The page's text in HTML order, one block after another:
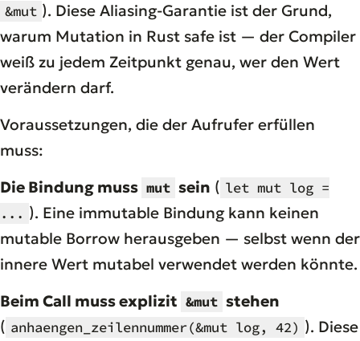
&mut ). Diese Aliasing-Garantie ist der Grund,
warum Mutation in Rust safe ist — der Compiler
weiß zu jedem Zeitpunkt genau, wer den Wert
verändern darf.
Voraussetzungen, die der Aufrufer erfüllen
muss:
Die Bindung muss mut sein ( let mut log =
... ). Eine immutable Bindung kann keinen
mutable Borrow herausgeben — selbst wenn der
innere Wert mutabel verwendet werden könnte.
Beim Call muss explizit &mut stehen
( anhaengen_zeilennummer(&mut log, 42) ). Diese